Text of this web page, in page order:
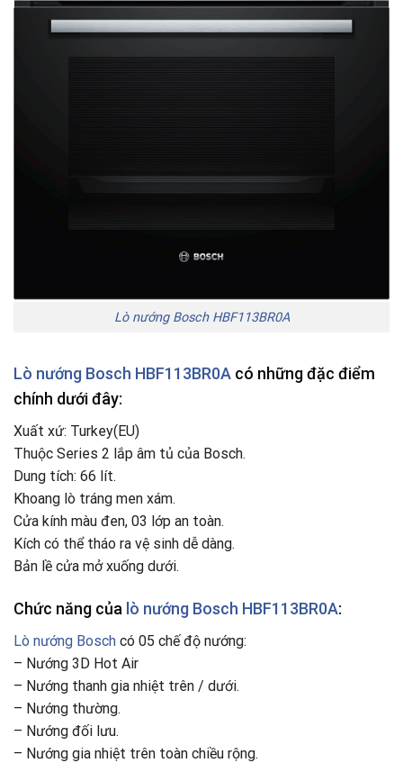
Lò nướng Bosch HBF113BR0A
Lò nướng Bosch HBF113BR0A có những đặc điểm
chính dưới đây:
Xuất xứ: Turkey(EU)
Thuộc Series 2 lắp âm tủ của Bosch.
Dung tích: 66 lít.
Khoang lò tráng men xám.
Cửa kính màu đen, 03 lớp an toàn.
Kích có thể tháo ra vệ sinh dễ dàng.
Bản lề cửa mở xuống dưới.
Chức năng của lò nướng Bosch HBF113BR0A:
Lò nướng Bosch có 05 chế độ nướng:
– Nướng 3D Hot Air
– Nướng thanh gia nhiệt trên / dưới.
– Nướng thường.
– Nướng đối lưu.
– Nướng gia nhiệt trên toàn chiều rộng.